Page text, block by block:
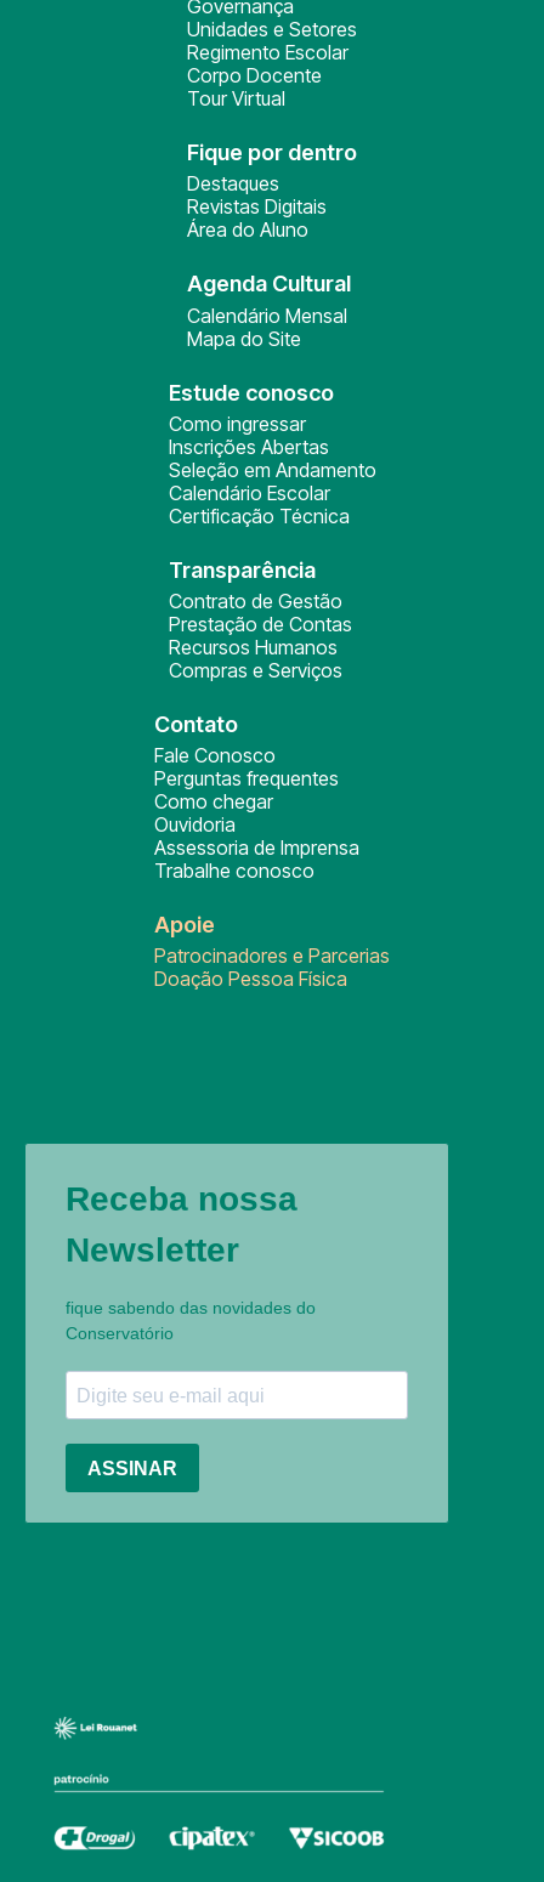
Governança
Unidades e Setores
Regimento Escolar
Corpo Docente
Tour Virtual
Fique por dentro
Destaques
Revistas Digitais
Área do Aluno
Agenda Cultural
Calendário Mensal
Mapa do Site
Estude conosco
Como ingressar
Inscrições Abertas
Seleção em Andamento
Calendário Escolar
Certificação Técnica
Transparência
Contrato de Gestão
Prestação de Contas
Recursos Humanos
Compras e Serviços
Contato
Fale Conosco
Perguntas frequentes
Como chegar
Ouvidoria
Assessoria de Imprensa
Trabalhe conosco
Apoie
Patrocinadores e Parcerias
Doação Pessoa Física